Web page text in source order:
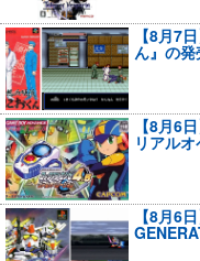
【8月7
ん』の発
【8月6
リアル
【8月6